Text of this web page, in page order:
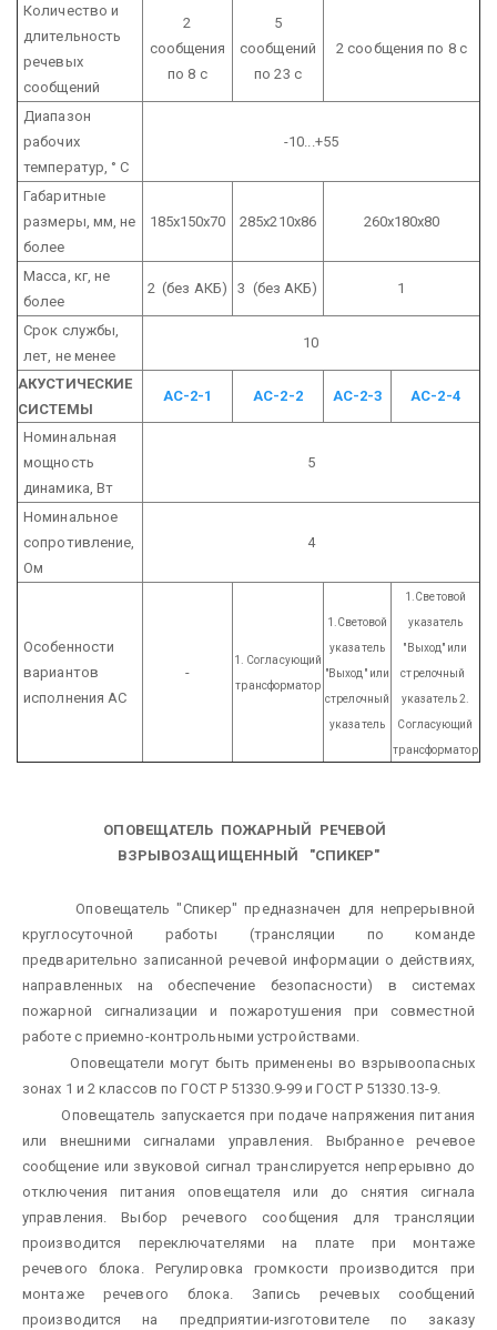
Количество и
длительность
речевых
сообщений
2
сообщения
по 8 с
5
сообщений
по 23 с
2 сообщения по 8 с
Диапазон
рабочих
температур, ° С
-10...+55
Габаритные
размеры, мм, не
более
185х150х70 285х210х86 260х180х80
Масса, кг, не
более
2 (без АКБ) 3 (без АКБ) 1
Срок службы,
лет, не менее
10
АКУСТИЧЕСКИЕ
СИСТЕМЫ
АС-2-1 АС-2-2 АС-2-3 АС-2-4
Номинальная
мощность
динамика, Вт
5
Номинальное
сопротивление,
Ом
4
Особенности
вариантов
исполнения АС
-
1. Согласующий
трансформатор
1.Световой
указатель
"Выход" или
стрелочный
указатель
1.Световой
указатель
"Выход" или
стрелочный
указатель2.
Согласующий
трансформатор
ОПОВЕЩАТЕЛЬ ПОЖАРНЫЙ РЕЧЕВОЙ
ВЗРЫВОЗАЩИЩЕННЫЙ "СПИКЕР"
Оповещатель "Спикер" предназначен для непрерывной
круглосуточной работы (трансляции по команде
предварительно записанной речевой информации о действиях,
направленных на обеспечение безопасности) в системах
пожарной сигнализации и пожаротушения при совместной
работе с приемно-контрольными устройствами.
Оповещатели могут быть применены во взрывоопасных
зонах 1 и 2 классов по ГОСТ Р 51330.9-99 и ГОСТ Р 51330.13-9.
Оповещатель запускается при подаче напряжения питания
или внешними сигналами управления. Выбранное речевое
сообщение или звуковой сигнал транслируется непрерывно до
отключения питания оповещателя или до снятия сигнала
управления. Выбор речевого сообщения для трансляции
производится переключателями на плате при монтаже
речевого блока. Регулировка громкости производится при
монтаже речевого блока. Запись речевых сообщений
производится на предприятии-изготовителе по заказу